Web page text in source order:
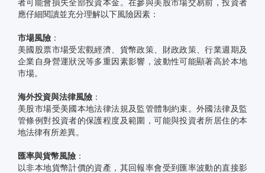
者可能會損失全部投資本金。在參與美股市場交易前，投資者
應仔細閱讀並充分理解以下風險因素：
市場風險 ：
美國股票市場受宏觀經濟、貨幣政策、財政政策、行業週期及
企業自身營運狀況等多重因素影響，波動性可能顯著高於本地
市場。
海外投資與法律風險 ：
美股市場受美國本地法律法規及監管體制約束。外國法律及監
管條例對投資者的保護程度及範圍，可能與投資者所居住的本
地法律有所差異。
匯率與貨幣風險 ：
以非本地貨幣計價的資產，其回報率會受到匯率波動的直接影